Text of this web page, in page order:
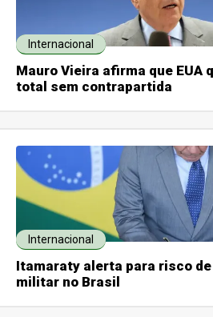
Internacional
Mauro Vieira afirma que EUA
total sem contrapartida
Internacional
Itamaraty alerta para risco de
militar no Brasil